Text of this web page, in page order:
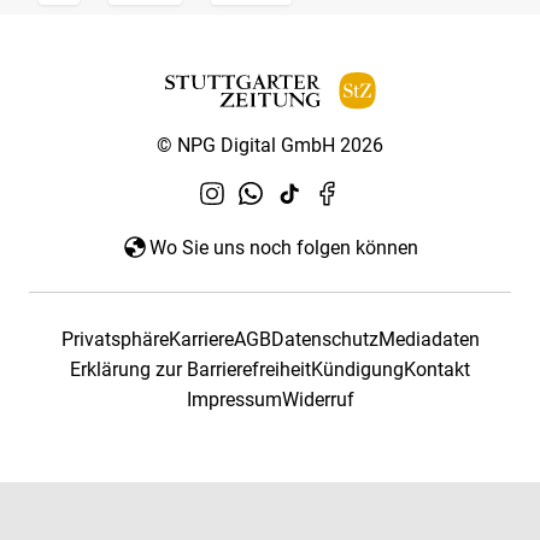
© NPG Digital GmbH 2026
Wo Sie uns noch folgen können
PrivatsphäreKarriereAGBDatenschutzMediadaten
Erklärung zur BarrierefreiheitKündigungKontakt
ImpressumWiderruf